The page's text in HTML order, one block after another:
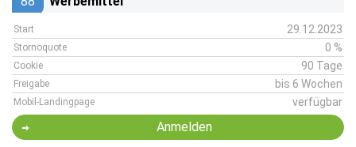
Start 29.12.2023
Stornoquote 0 %
Cookie 90 Tage
Freigabe bis 6 Wochen
Mobil-Landingpage verfügbar
Anmelden